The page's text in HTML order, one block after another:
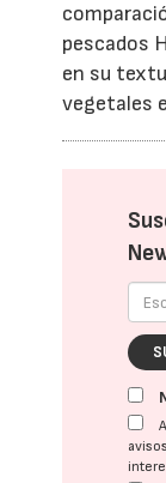
pescados
en su
vegetales